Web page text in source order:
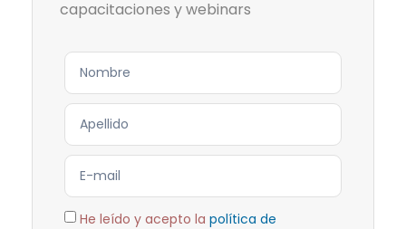
capacitaciones y webinars
He leído y acepto la política de